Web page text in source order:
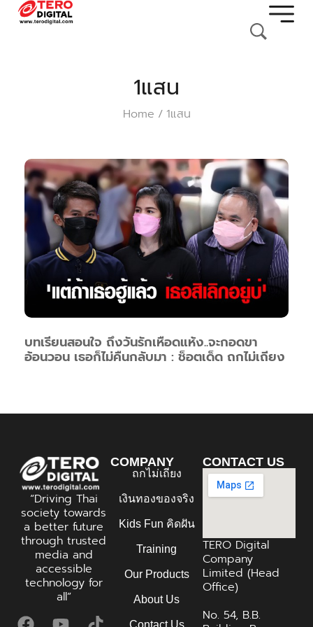
1แสน
Home / 1แสน
บทเรียนสอนใจ ถึงวันรักเหือดแห้ง..จะกอดขา
อ้อนวอน เธอก็ไม่คืนกลับมา : ช็อตเด็ด ถกไม่เถียง
“Driving Thai
society towards
a better future
through trusted
media and
accessible
technology for
all”
COMPANY
ถกไม่เถียง
เงินทองของจริง
Kids Fun คิดฝัน
Training
Our Products
About Us
Contact Us
CONTACT US
TERO Digital
Company
Limited (Head
Office)
No. 54, B.B.